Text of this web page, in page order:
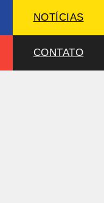
NOTÍCIAS
CONTATO